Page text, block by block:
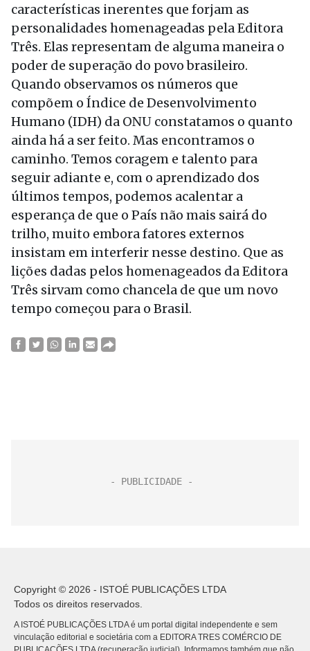
características inerentes que forjam as
personalidades homenageadas pela Editora
Três. Elas representam de alguma maneira o
poder de superação do povo brasileiro.
Quando observamos os números que
compõem o Índice de Desenvolvimento
Humano (IDH) da ONU constatamos o quanto
ainda há a ser feito. Mas encontramos o
caminho. Temos coragem e talento para
seguir adiante e, com o aprendizado dos
últimos tempos, podemos acalentar a
esperança de que o País não mais sairá do
trilho, muito embora fatores externos
insistam em interferir nesse destino. Que as
lições dadas pelos homenageados da Editora
Três sirvam como chancela de que um novo
tempo começou para o Brasil.
Copyright © 2026 - ISTOÉ PUBLICAÇÕES LTDA
Todos os direitos reservados.
A ISTOÉ PUBLICAÇÕES LTDA é um portal digital independente e sem
vinculação editorial e societária com a EDITORA TRES COMÉRCIO DE